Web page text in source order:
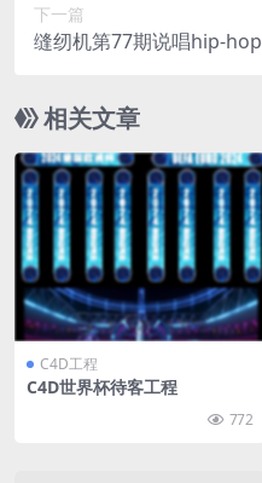
下一篇
缝纫机第77期说唱hip-hop
相关文章
C4D工程
C4D世界杯待客工程
772